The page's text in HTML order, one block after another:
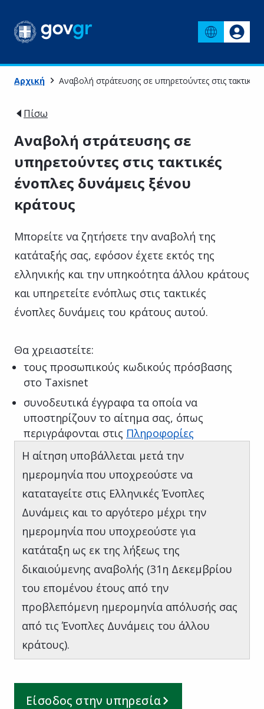
Αρχική Αναβολή στράτευσης σε υπηρετούντες στις
Πίσω
Αναβολή στράτευσης σε
υπηρετούντες στις τακτικές
ένοπλες δυνάμεις ξένου
κράτους
Μπορείτε να ζητήσετε την αναβολή της
κατάταξής σας, εφόσον έχετε εκτός της
ελληνικής και την υπηκοότητα άλλου κράτους
και υπηρετείτε ενόπλως στις τακτικές
ένοπλες δυνάμεις του κράτους αυτού.
Θα χρειαστείτε:
τους προσωπικούς κωδικούς πρόσβασης
στο Taxisnet
συνοδευτικά έγγραφα τα οποία να
υποστηρίζουν το αίτημα σας, όπως
περιγράφονται στις Πληροφορίες
Η αίτηση υποβάλλεται μετά την
ημερομηνία που υποχρεούστε να
καταταγείτε στις Ελληνικές Ένοπλες
Δυνάμεις και το αργότερο μέχρι την
ημερομηνία που υποχρεούστε για
κατάταξη ως εκ της λήξεως της
δικαιούμενης αναβολής (31η Δεκεμβρίου
του επομένου έτους από την
προβλεπόμενη ημερομηνία απόλυσής σας
από τις Ένοπλες Δυνάμεις του άλλου
κράτους).
Είσοδος στην υπηρεσία